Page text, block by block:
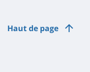
Haut de page